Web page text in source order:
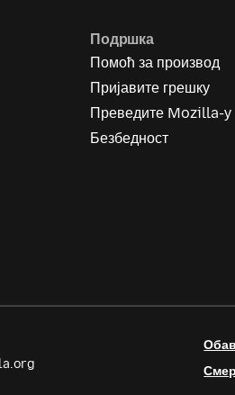
Подршка
Помоћ за производ
Пријавите грешку
Преведите Mozilla-у
Безбедност